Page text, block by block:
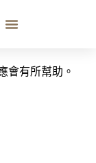
會有所幫助。